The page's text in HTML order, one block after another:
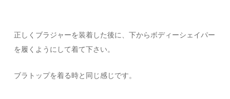
正しくブラジャーを装着した後に、下からボディーシェイパー
を履くようにして着て下さい。
ブラトップを着る時と同じ感じです。